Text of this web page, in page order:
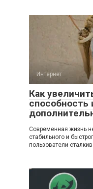
Интернет
Как
способность
Современная жизнь
стабильного и
пользователи